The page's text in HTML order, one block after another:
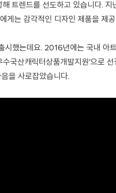
트렌드를 선도하고 있습니다.
게는 감각적인 디자인 제품을 제
했는데요. 2016년에는 국내 아
국산캐릭터상품개발지원’으로
을 사로잡았습니다.